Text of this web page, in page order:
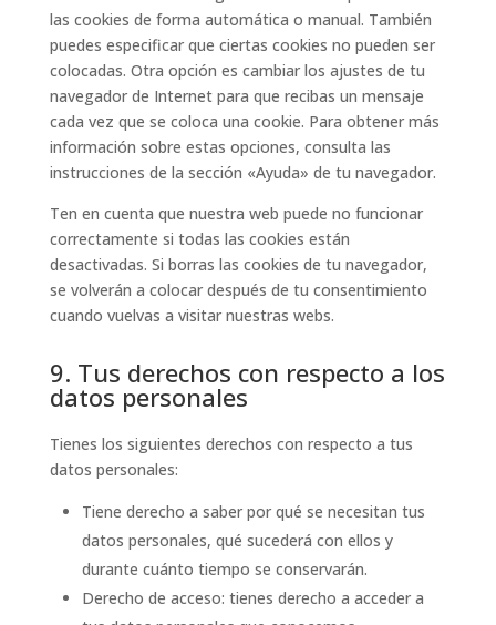
las cookies de forma automática o manual. También
puedes especificar que ciertas cookies no pueden ser
colocadas. Otra opción es cambiar los ajustes de tu
navegador de Internet para que recibas un mensaje
cada vez que se coloca una cookie. Para obtener más
información sobre estas opciones, consulta las
instrucciones de la sección «Ayuda» de tu navegador.
Ten en cuenta que nuestra web puede no funcionar
correctamente si todas las cookies están
desactivadas. Si borras las cookies de tu navegador,
se volverán a colocar después de tu consentimiento
cuando vuelvas a visitar nuestras webs.
9. Tus derechos con respecto a los
datos personales
Tienes los siguientes derechos con respecto a tus
datos personales:
Tiene derecho a saber por qué se necesitan tus
datos personales, qué sucederá con ellos y
durante cuánto tiempo se conservarán.
Derecho de acceso: tienes derecho a acceder a